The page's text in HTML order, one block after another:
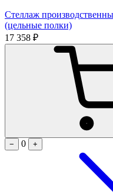
Стеллаж
(цельные полки)
17 358 ₽
−
0 +